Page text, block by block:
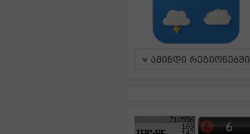
ამინდი რეგიონებში